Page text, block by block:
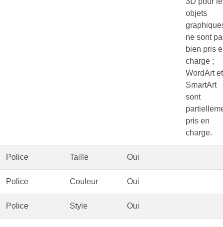
objets
ne sont
bien pris
charge ;
WordArt et
SmartArt
sont
pris en
charge.
Police Taille Oui
Police Couleur Oui
Police Style Oui